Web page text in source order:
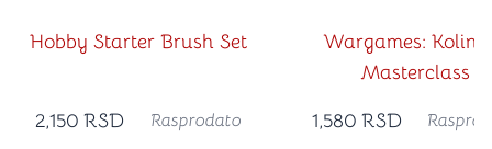
Hobby Starter Brush Set
2,150 RSD Rasprodato
Wargames:
Masterclass
1,580 RSD